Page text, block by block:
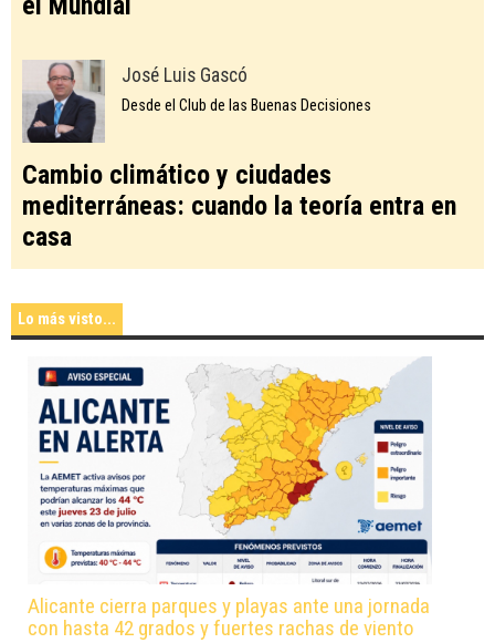
José Luis Gascó
Desde el Club de las Buenas Decisiones
Cambio climático y ciudades
mediterráneas: cuando la teoría entra en
casa
Lo más visto...
Alicante cierra parques y playas ante una jornada
con hasta 42 grados y fuertes rachas de viento